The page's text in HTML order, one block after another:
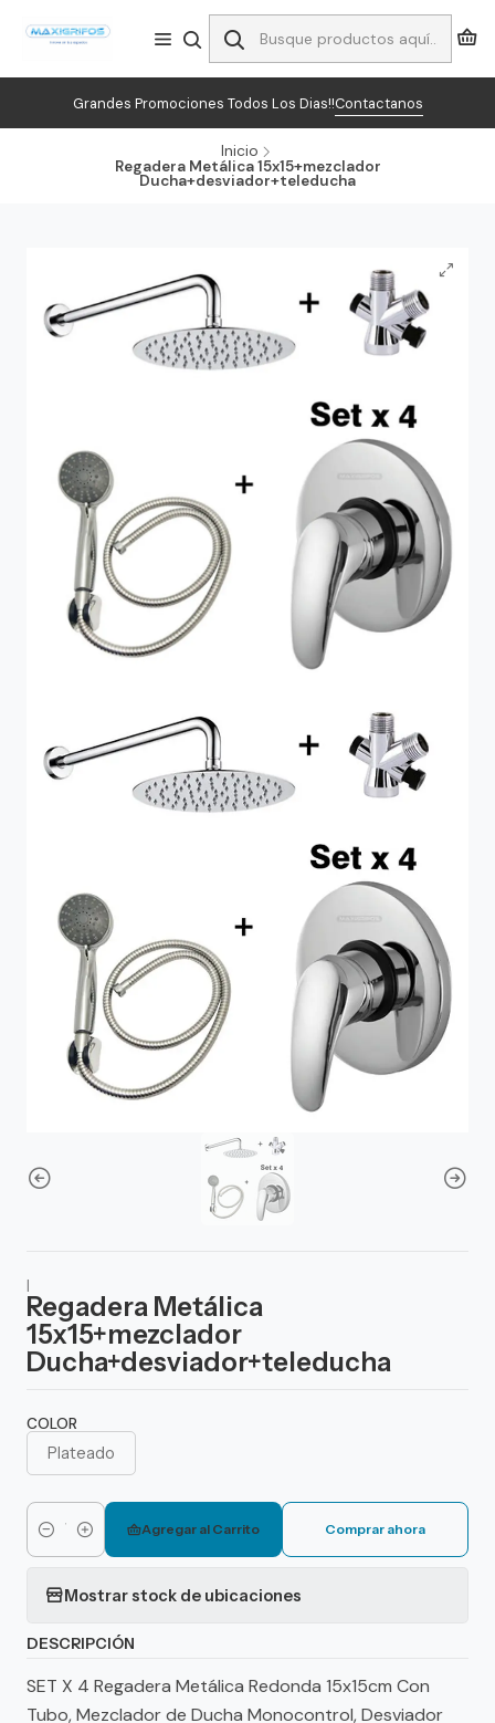
Grandes Promociones Todos Los Dias!!Contactanos
Inicio
Regadera Metálica 15x15+mezclador
Ducha+desviador+teleducha
|
Regadera Metálica
15x15+mezclador
Ducha+desviador+teleducha
COLOR
Plateado
Cantidad
Agregar al Carrito Comprar ahora
Mostrar stock de ubicaciones
DESCRIPCIÓN
SET X 4 Regadera Metálica Redonda 15x15cm Con
Tubo, Mezclador de Ducha Monocontrol, Desviador